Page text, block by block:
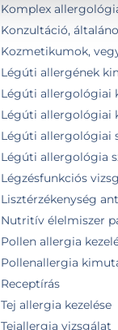
Komplex
Konzultáció,
Kozmetikumok,
Légúti allergének
Légúti allergológiai
Légúti allergológiai
Légúti allergológiai
Légúti allergológia
Légzésfunkciós
Lisztérzékenység
Nutritív élelmiszer
Pollen allergia
Pollenallergia
Receptírás
Tej allergia kezelése
Tejallergia vizsgálat